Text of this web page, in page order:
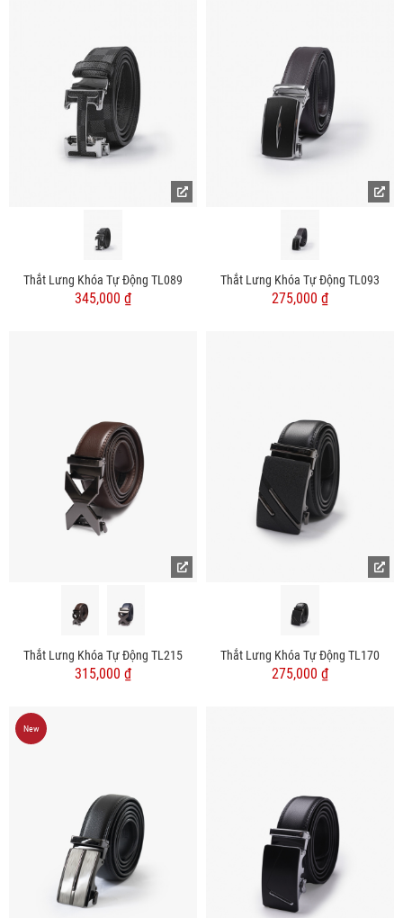
Thắt Lưng Khóa Tự Động TL089
345,000 ₫
Thắt Lưng Khóa Tự Động TL093
275,000 ₫
Thắt Lưng Khóa Tự Động TL215
315,000 ₫
Thắt Lưng Khóa Tự Động TL170
275,000 ₫
New